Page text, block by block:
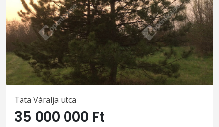
Tata Váralja utca
35 000 000 Ft